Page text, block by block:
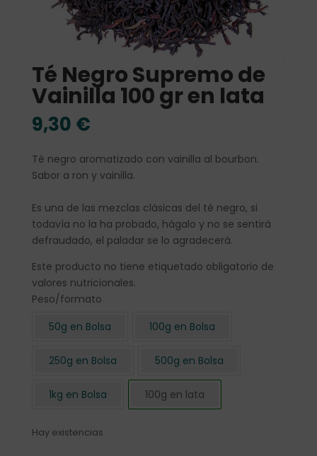
Té Negro Supremo de
Vainilla 100 gr en lata
9,30 €
Té negro aromatizado con vainilla al bourbon.
Sabor a ron y vainilla.
Es una de las mezclas clásicas del té negro, si
todavía no la ha probado, hágalo y no se sentirá
defraudado, el paladar se lo agradecerá.
Este producto no tiene etiquetado obligatorio de
valores nutricionales.
Peso/formato
50g en Bolsa
100g en Bolsa
250g en Bolsa 500g en Bolsa
1kg en Bolsa 100g en lata
Hay existencias